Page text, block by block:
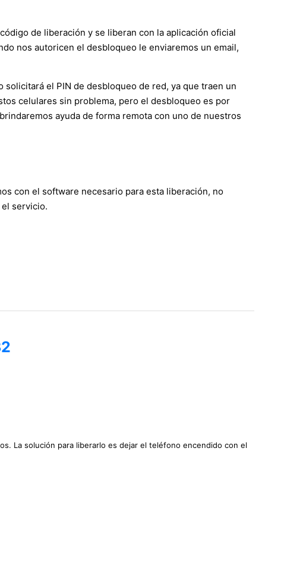
de liberación y se liberan con la aplicación oficial
nos autoricen el desbloqueo le enviaremos un email,
el PIN de desbloqueo de red, ya que traen un
celulares sin problema, pero el desbloqueo es por
ayuda de forma remota con uno de nuestros
con el software necesario para esta liberación, no
servicio.
La solución para liberarlo es dejar el teléfono encendido con el